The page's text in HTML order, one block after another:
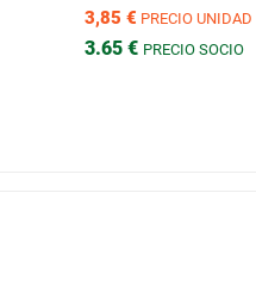
3,85 € PRECIO UNIDAD
3.65 € PRECIO SOCIO